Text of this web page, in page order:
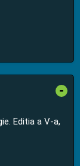
-
Editia a V-a,